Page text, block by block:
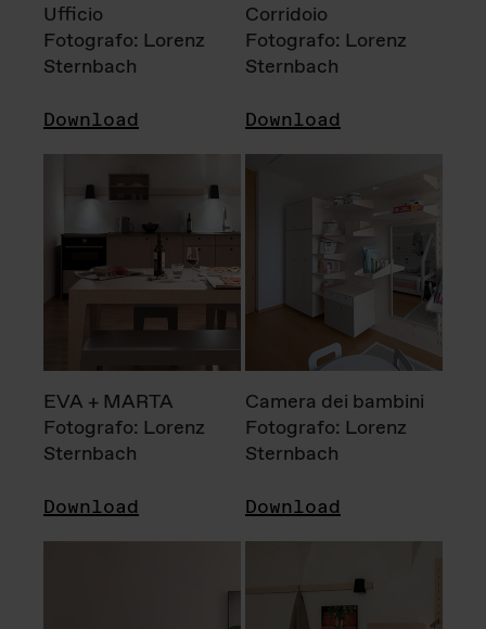
Ufficio
Fotografo: Lorenz
Sternbach
Download
Corridoio
Fotografo: Lorenz
Sternbach
Download
EVA + MARTA
Fotografo: Lorenz
Sternbach
Download
Camera dei bambini
Fotografo: Lorenz
Sternbach
Download